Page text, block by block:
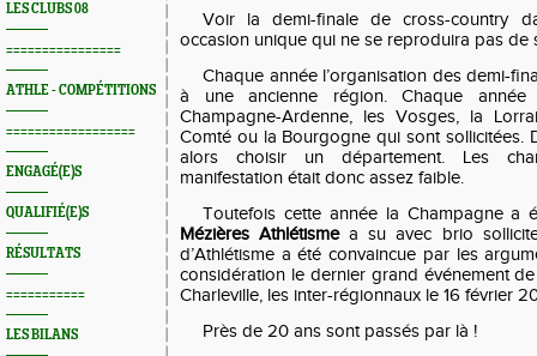
LES CLUBS 08
================
ATHLE - COMPÉTITIONS
==================
ENGAGÉ(E)S
QUALIFIÉ(E)S
RÉSULTATS
===========
LES BILANS
Voir la demi-finale de cross-country
occasion unique qui ne se reproduira pas de
Chaque année l’organisation des demi-
à une ancienne région. Chaque année
Champagne-Ardenne, les Vosges, la
Comté ou la Bourgogne qui sont sollicitées.
alors choisir un département. Les
manifestation était donc assez faible.
Toutefois cette année la Champagne
Mézières Athlétismea su avec brio
d’Athlétisme a été convaincue par les
considération le dernier grand événement
Charleville, les inter-régionnaux le 16 février
Près de 20 ans sont passés par là !